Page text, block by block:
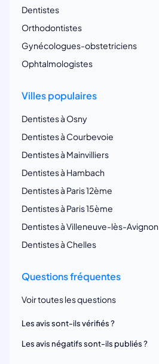
Dentistes
Orthodontistes
Gynécologues-obstetriciens
Ophtalmologistes
Villes populaires
Dentistes à Osny
Dentistes à Courbevoie
Dentistes à Mainvilliers
Dentistes à Hambach
Dentistes à Paris 12ème
Dentistes à Paris 15ème
Dentistes à Villeneuve-lès-Avignon
Dentistes à Chelles
Questions fréquentes
Voir toutes les questions
Les avis sont-ils vérifiés ?
Les avis négatifs sont-ils publiés ?